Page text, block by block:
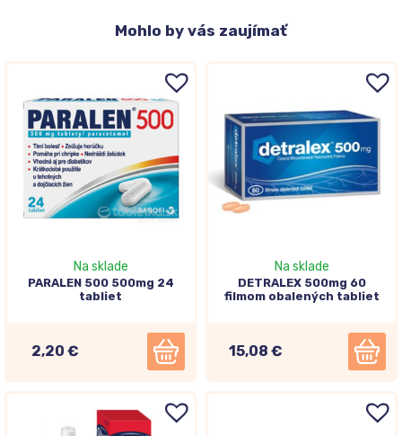
Mohlo by vás zaujímať
Na sklade
PARALEN 500 500mg 24
tabliet
2,20 €
Na sklade
DETRALEX 500mg 60
filmom obalených tabliet
15,08 €